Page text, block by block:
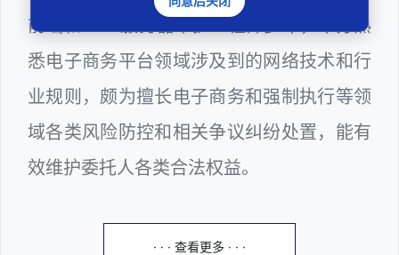
前端和WEB服务器维护工程师多年，十分熟
悉电子商务平台领域涉及到的网络技术和行
业规则，颇为擅长电子商务和强制执行等领
域各类风险防控和相关争议纠纷处置，能有
效维护委托人各类合法权益。
· · · 查看更多 · · ·